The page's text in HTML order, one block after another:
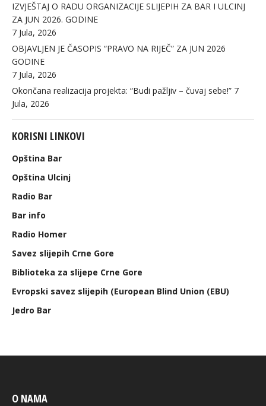
IZVJEŠTAJ O RADU ORGANIZACIJE SLIJEPIH ZA BAR I ULCINJ
ZA JUN 2026. GODINE
7 Jula, 2026
OBJAVLJEN JE ČASOPIS “PRAVO NA RIJEČ” ZA JUN 2026
GODINE
7 Jula, 2026
Okončana realizacija projekta: “Budi pažljiv – čuvaj sebe!” 7
Jula, 2026
KORISNI LINKOVI
Opština Bar
Opština Ulcinj
Radio Bar
Bar info
Radio Homer
Savez slijepih Crne Gore
Biblioteka za slijepe Crne Gore
Evropski savez slijepih (European Blind Union (EBU)
Jedro Bar
O NAMA